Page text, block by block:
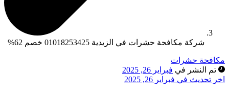
شركة مكافحة حشرات في الزيدية 01018253425 خصم 62%
مكافحة حشرات
تم النشر في فبراير 26, 2025
اخر تحديث في فبراير 26, 2025